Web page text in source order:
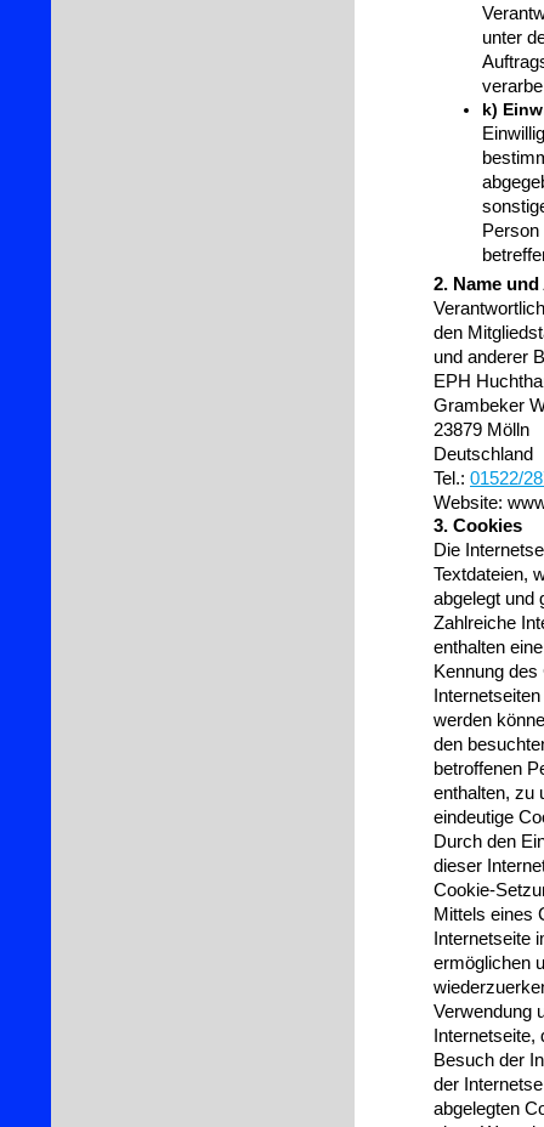
unter
k)
Person
2. Name
den
und anderer
EPH
Grambeker
23879 Mölln
Deutschland
Tel.: 01522/
Website:
3. Cookies
Die
Textdateien,
abgelegt und
Zahlreiche
enthalten
Kennung
werden
den
betroffenen
enthalten, zu
eindeutige
Durch den
dieser
Cookie-
Mittels eines
Internetseite
ermöglichen
Verwendung
Besuch der
der
abgelegten